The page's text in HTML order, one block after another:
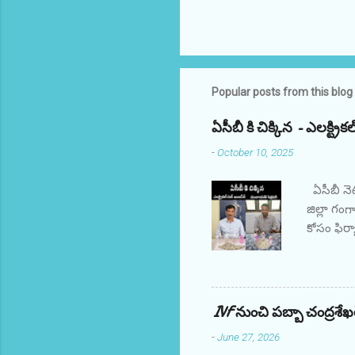
Popular posts from this blog
ఏసీబీ కి చిక్కిన -
-October 10, 2025
ఏసీబీ
జిల్లా
కోసం
మొత్తాన్ని
IVF నుంచి పబ్బా
-June 27, 2026